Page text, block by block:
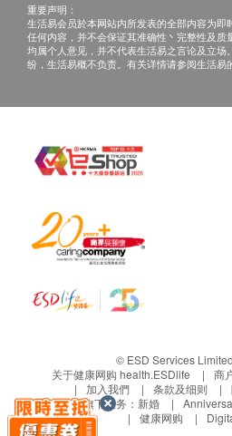
重要声明：
生活易会员於本网站内所发表的全部内容为即
任何内容，并不会保证其准确性丶完整性及质
均属个人意见，并不代表生活易之言论及立场
纷，生活易概不负责。有关详情请参阅生活易
© ESD Services
关于健康网购 health.ESDlife
商
加入我們
条款及细则
生活易旗下业务： 新婚
健康网购